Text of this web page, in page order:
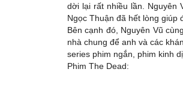
dời lại rất nhiều lần. Nguyên
Ngọc Thuận đã hết lòng giúp
Bên cạnh đó, Nguyên Vũ
nhà chung để anh và các
series phim ngắn, phim kinh
Phim The Dead: